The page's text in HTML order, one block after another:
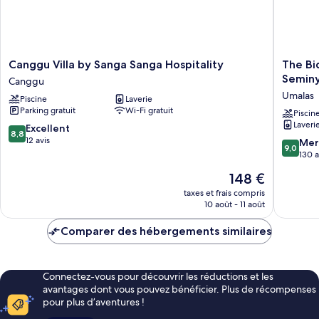
Canggu
Villa
by
Sanga
Sanga
Hospitality
Canggu
Canggu Villa by Sanga Sanga Hospitality
Canggu
Piscine
Laverie
Parking gratuit
Wi-Fi gratuit
8.8
sur
8,8 Excellent
12 avis
Le
nouveau
prix
de
148 €
taxes et frais compris
10 août - 11 août
The
Bidadari
&
Spa
Umalas,
The
Umalas
9.0
sur
9,0
130
Comparer des hébergements similaires
Connectez-vous pour découvrir les réductions et les
avantages dont vous pouvez bénéficier. Plus de récompenses
pour plus d’aventures !